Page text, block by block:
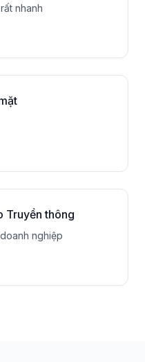
nhanh
Truyền thông
nghiệp